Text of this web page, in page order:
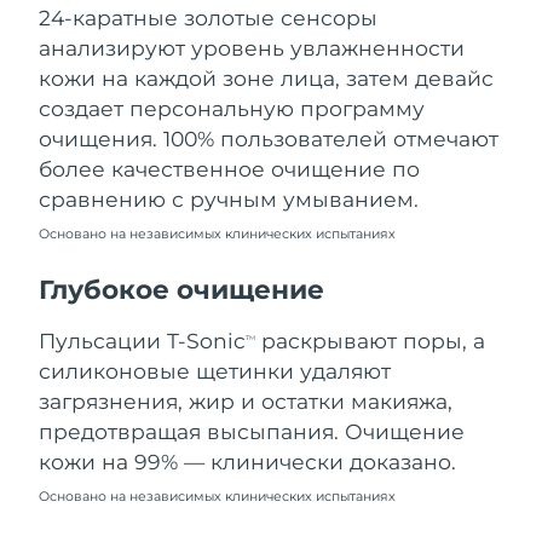
24-каратные золотые сенсоры
анализируют уровень увлажненности
кожи на каждой зоне лица, затем девайс
создает персональную программу
очищения. 100% пользователей отмечают
более качественное очищение по
сравнению с ручным умыванием.
Основано на независимых клинических испытаниях
Глубокое очищение
Пульсации T-SonicTM
раскрывают поры, а
силиконовые щетинки удаляют
загрязнения, жир и остатки макияжа,
предотвращая высыпания. Очищение
кожи на 99% — клинически доказано.
Основано на независимых клинических испытаниях
Ливан
Ожидаемая дата доставки
10/8/26
Литва
Ожидаемая дата доставки
Люксембург
Ожидаемая дата доставки
Ожидаемая дата доставки
Мальта
Ожидаемая дата доставки
9/8/26
Мексика
Ожидаемая дата доставки
13/8/26